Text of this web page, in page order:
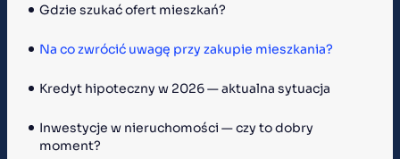
Gdzie szukać ofert mieszkań?
Na co zwrócić uwagę przy zakupie mieszkania?
Kredyt hipoteczny w 2026 — aktualna sytuacja
Inwestycje w nieruchomości — czy to dobry
moment?